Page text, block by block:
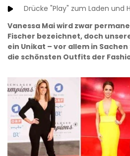
Drücke "Play" zum Laden und
Vanessa Mai wird zwar
Fischer bezeichnet, doch
ein Unikat – vor allem in
die schönsten Outfits der